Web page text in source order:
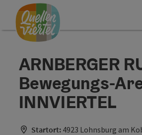
Zum Inhalt
Zur Navigation
Zum Seitenanfang
ARNBERGER
Bewegungs-
INNVIERTEL
Startort: 4923 Lohnsburg am